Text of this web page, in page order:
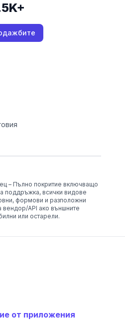
– Пълно покритие включващо
поддръжка, всички видове
формови и разположни
вендор/API ако външните
или остарели.
от приложения